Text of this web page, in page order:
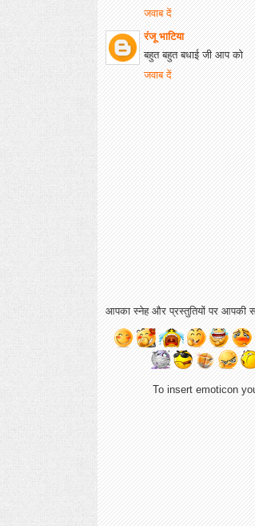
जवाब दें
रंजू भाटिया
बहुत बहुत बधाई जी आप को
जवाब दें
आपका स्नेह और प्रस्तुतियों पर आपकी
To insert emoticon